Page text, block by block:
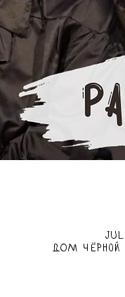
Jul
ДОМ чёрной